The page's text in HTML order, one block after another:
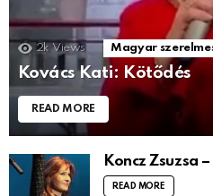
2k Views Magyar
Kovács Kati: Kötődés
READ MORE
Koncz Zsuzsa
READ MORE